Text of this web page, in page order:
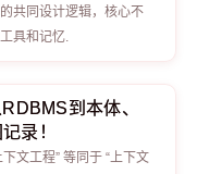
共同设计逻辑，核心不
具和记忆.
到本体、
录！
文工程” 等同于 “上下文